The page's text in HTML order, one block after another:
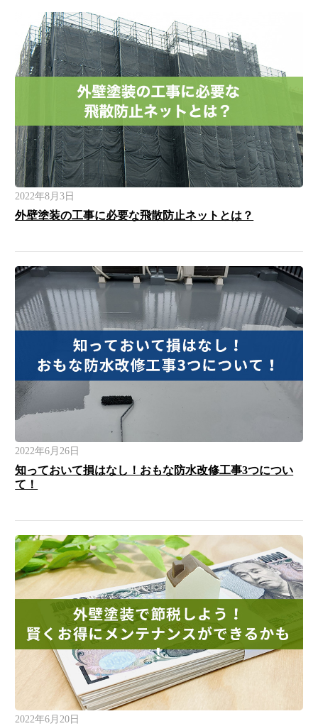
2022年8月3日
外壁塗装の工事に必要な飛散防止ネットとは？
2022年6月26日
知っておいて損はなし！おもな防水改修工事3つについ
て！
2022年6月20日